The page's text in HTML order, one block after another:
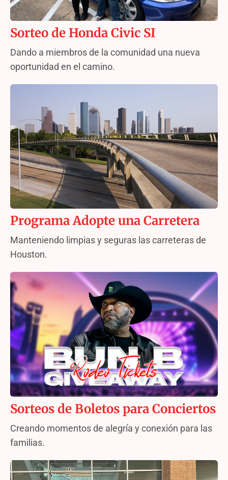
Sorteo de Honda Civic SI
Dando a miembros de la comunidad una nueva
oportunidad en el camino.
Programa Adopte una Carretera
Manteniendo limpias y seguras las carreteras de
Houston.
Sorteos de Boletos para Conciertos
Creando momentos de alegría y conexión para las
familias.